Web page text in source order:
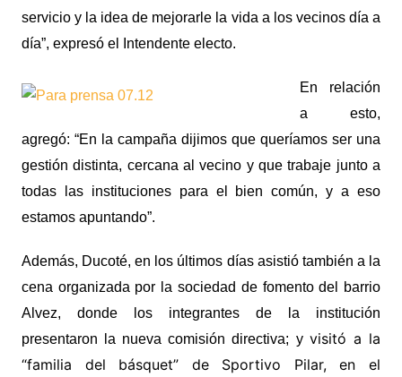
servicio y la idea de mejorarle la vida a los vecinos día a
día”, expresó el Intendente electo.
En relación
a esto,
agregó: “En la campaña dijimos que queríamos ser una
gestión distinta, cercana al vecino y que trabaje junto a
todas las instituciones para el bien común, y a eso
estamos apuntando”.
Además, Ducoté, en los últimos días asistió también a la
cena organizada por la sociedad de fomento del barrio
Alvez, donde los integrantes de la institución
presentaron la nueva comisión directiva; y visitó a la
“familia del básquet” de Sportivo Pilar, en el